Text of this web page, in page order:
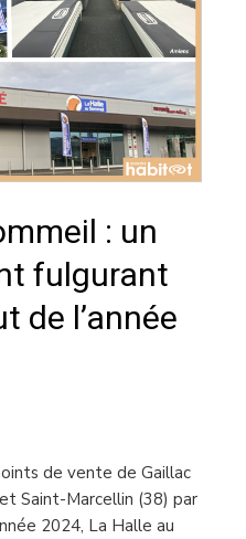
: un
fulgurant
de l’année
de vente de Gaillac
Saint-Marcellin (38) par
2024, La Halle au